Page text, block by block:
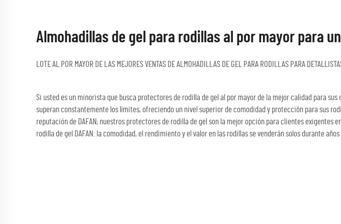
Almohadillas de gel para rodillas al por mayor para
LOTE AL POR MAYOR DE LAS MEJORES VENTAS DE ALMOHADILLAS DE GEL PARA RODILLAS PARA
Si usted es un minorista que busca protectores de rodilla de gel al por mayor de la mejor calidad para
superan constantemente los límites, ofreciendo un nivel superior de comodidad y protección para sus
reputación de DAFAN; nuestros protectores de rodilla de gel son la mejor opción para clientes
rodilla de gel DAFAN: la comodidad, el rendimiento y el valor en las rodillas se venderán solos durante años